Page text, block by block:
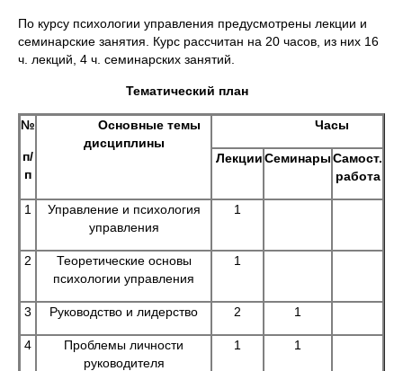
По курсу психологии управления предусмотрены лекции и
семинарские занятия. Курс рассчитан на 20 часов, из них 16
ч. лекций, 4 ч. семинарских занятий.
Тематический план
№
п/
п
Основные темы
дисциплины
Часы
ЛекцииСеминарыСамост.
работа
1
Управление и психология
управления
1
2
Теоретические основы
психологии управления
1
3 Руководство и лидерство 2 1
4
Проблемы личности
руководителя
1 1